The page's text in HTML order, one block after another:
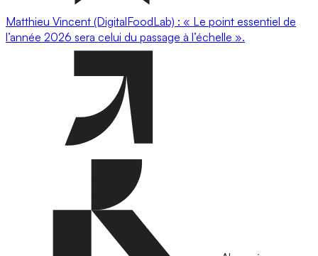
Matthieu Vincent (DigitalFoodLab) : « Le point essentiel de
l’année 2026 sera celui du passage à l’échelle ».